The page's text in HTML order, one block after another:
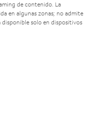
de contenido. La
en algunas zonas; no admite
solo en dispositivos